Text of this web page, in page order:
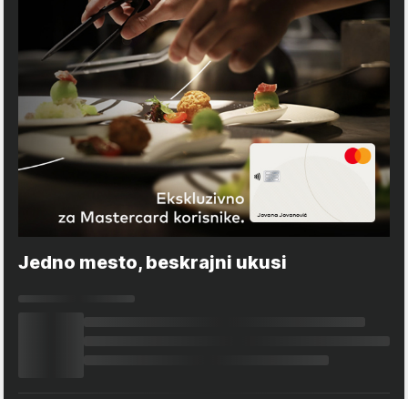
Jedno mesto, beskrajni ukusi